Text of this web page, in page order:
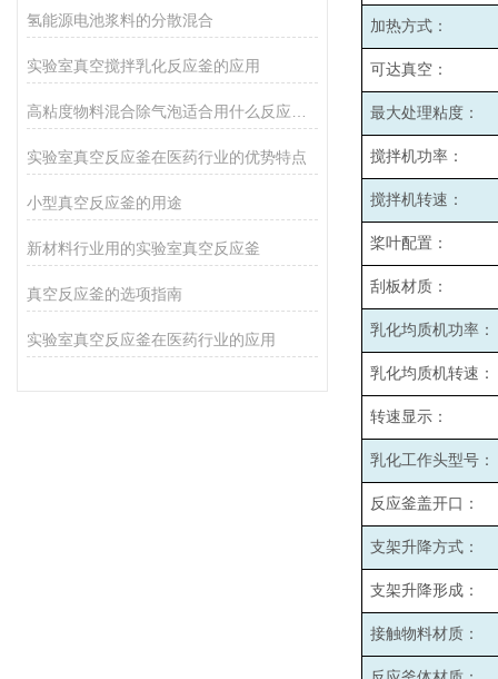
氢能源电池浆料的分散混合
实验室真空搅拌乳化反应釜的应用
实验室真空反应釜在医药行业的优势特点
小型真空反应釜的用途
新材料行业用的实验室真空反应釜
真空反应釜的选项指南
实验室真空反应釜在医药行业的应用
加热方式：
可达真空：
最大处理粘度：
搅拌机功率：
搅拌机转速：
桨叶配置：
刮板材质：
乳化均质机功率：
乳化均质机转速：
转速显示：
乳化工作头型号：
反应釜盖开口：
支架升降方式：
支架升降形成：
接触物料材质：